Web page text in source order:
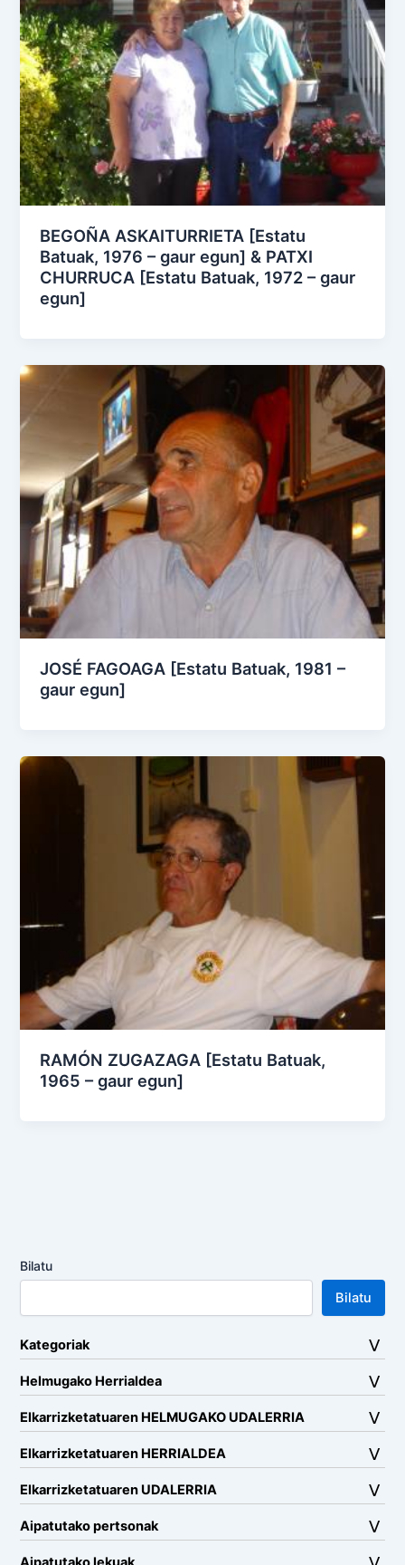
BEGOÑA ASKAITURRIETA [Estatu
Batuak, 1976 – gaur egun] & PATXI
CHURRUCA [Estatu Batuak, 1972 – gaur
egun]
JOSÉ FAGOAGA [Estatu Batuak, 1981 –
gaur egun]
RAMÓN ZUGAZAGA [Estatu Batuak,
1965 – gaur egun]
Bilatu
Bilatu
Kategoriak
Helmugako Herrialdea
Elkarrizketatuaren HELMUGAKO UDALERRIA
Elkarrizketatuaren HERRIALDEA
Elkarrizketatuaren UDALERRIA
Aipatutako pertsonak